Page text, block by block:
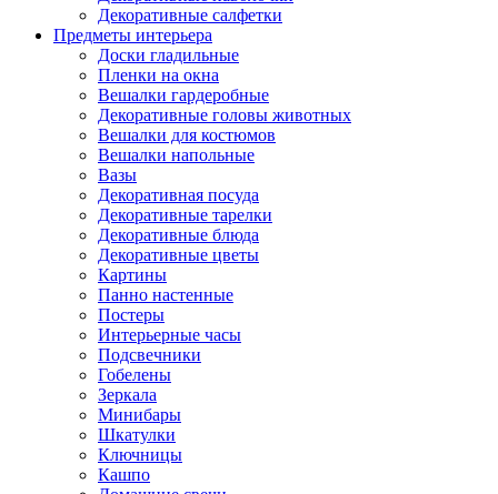
Декоративные салфетки
Предметы интерьера
Доски гладильные
Пленки на окна
Вешалки гардеробные
Декоративные головы животных
Вешалки для костюмов
Вешалки напольные
Вазы
Декоративная посуда
Декоративные тарелки
Декоративные блюда
Декоративные цветы
Картины
Панно настенные
Постеры
Интерьерные часы
Подсвечники
Гобелены
Зеркала
Минибары
Шкатулки
Ключницы
Кашпо